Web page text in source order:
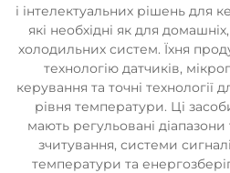
і інтелектуальних рішень для
які необхідні як для
холодильних систем. Їхня
технологію датчиків,
керування та точні технології
рівня температури. Ці
мають регульовані
зчитування, системи
температури та